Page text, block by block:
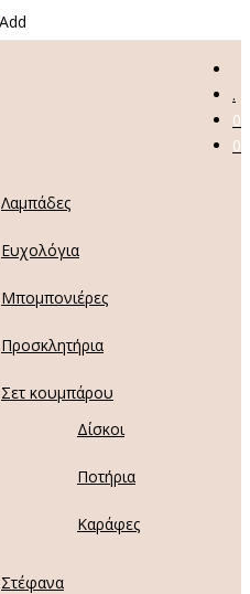
Λαμπάδες
Ευχολόγια
Μπομπονιέρες
Προσκλητήρια
Σετ κουμπάρου
Δίσκοι
Ποτήρια
Καράφες
Στέφανα
.
0
0